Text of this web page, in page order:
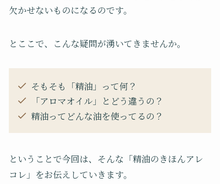
欠かせないものになるのです。
とここで、こんな疑問が湧いてきませんか。
そもそも「精油」って何？
「アロマオイル」とどう違うの？
精油ってどんな油を使ってるの？
ということで今回は、そんな「精油のきほんアレ
コレ」をお伝えしていきます。